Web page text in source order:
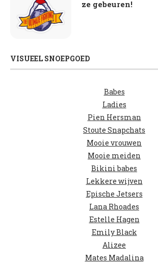
ze gebeuren!
VISUEEL SNOEPGOED
Babes
Ladies
Pien Hersman
Stoute Snapchats
Mooie vrouwen
Mooie meiden
Bikini babes
Lekkere wijven
Epische Jetsers
Lana Rhoades
Estelle Hagen
Emily Black
Alizee
Mates Madalina